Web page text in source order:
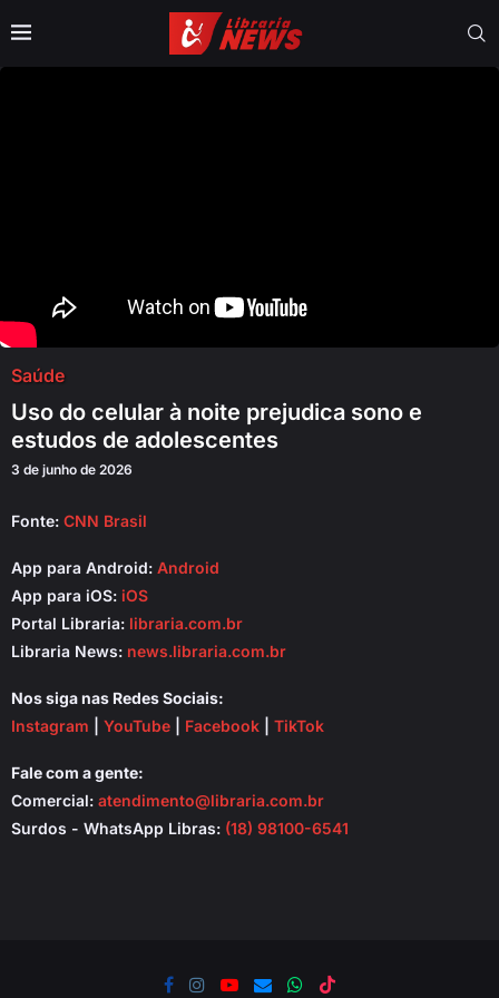
Saúde
Uso do celular à noite prejudica sono e
estudos de adolescentes
3 de junho de 2026
Fonte: CNN Brasil
App para Android: Android
App para iOS: iOS
Portal Libraria: libraria.com.br
Libraria News: news.libraria.com.br
Nos siga nas Redes Sociais:
Instagram
YouTube Facebook TikTok
Fale com a gente:
Comercial: atendimento@libraria.com.br
Surdos - WhatsApp Libras: (18) 98100-6541